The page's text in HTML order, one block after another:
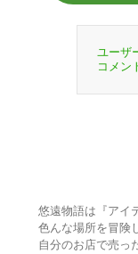
ユーザ
コメン
悠遠物語は『アイ
色んな場所を冒険
自分のお店で売っ